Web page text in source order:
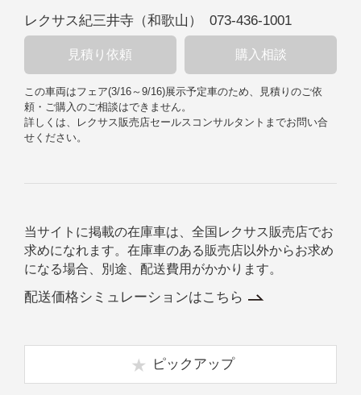
レクサス紀三井寺（和歌山） 073-436-1001
見積り依頼 購入相談
この車両はフェア(3/16～ 9/16)展示予定車のため、見積りのご依
頼・ご購入のご相談はできません。
詳しくは、レクサス販売店セールスコンサルタントまでお問い合
せください。
当サイトに掲載の在庫車は、全国レクサス販売店でお
求めになれます。在庫車のある販売店以外からお求め
になる場合、別途、配送費用がかかります。
配送価格シミュレーションはこちら
ピックアップ